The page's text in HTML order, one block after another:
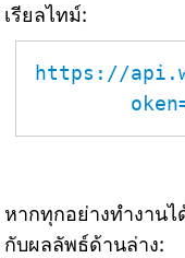
เรียลไทม์:
https://
หากทุกอย่างทำงาน
กับผลลัพธ์ด้านล่าง: